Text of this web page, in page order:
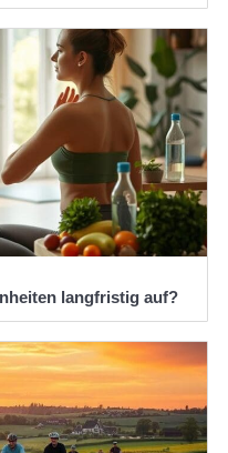
langfristig auf?